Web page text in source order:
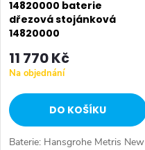
14820000 baterie
dřezová stojánková
14820000
11 770 Kč
Na objednání
DO KOŠÍKU
Baterie: Hansgrohe Metris New